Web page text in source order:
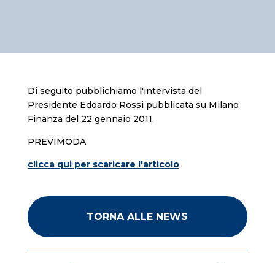
Di seguito pubblichiamo l'intervista del
Presidente Edoardo Rossi pubblicata su Milano
Finanza del 22 gennaio 2011.
PREVIMODA
clicca qui per scaricare l'articolo
TORNA ALLE NEWS